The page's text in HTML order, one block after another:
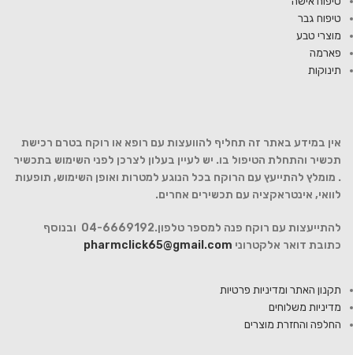
טיפוח גבר
מוצרי טבע
פארמה
תינוקות
אין במידע באתר זה תחליף להוועצות עם רופא או רוקח בטרם רכישת
תכשיר והתחלת הטיפול בו. יש לעיין בעלון לצרכן לפני השימוש בתכשיר
. מומלץ להתייעץ עם הרוקח בכל הנוגע למטרות ואופן השימוש, תופעות
לוואי, אינטראקציה עם תכשירים אחרים.
להתייעצות עם רוקח פנה למספר טלפון.04-6669192 ובנוסף
כתובת דואר אלקטרוני pharmclick65@gmail.com
תקנון האתר ומדיניות פרטיות
מדיניות משלוחים
החלפה והחזרת מוצרים